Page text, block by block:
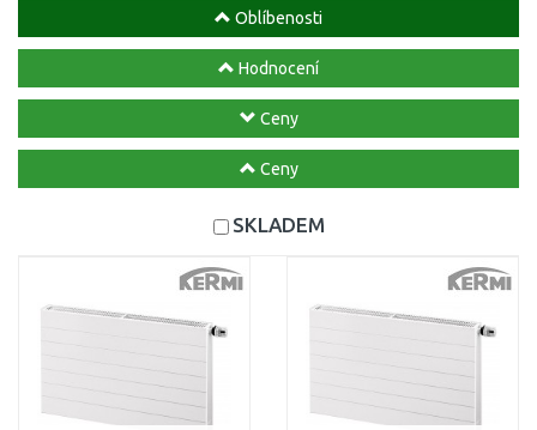
Oblíbenosti
Hodnocení
Ceny
Ceny
SKLADEM